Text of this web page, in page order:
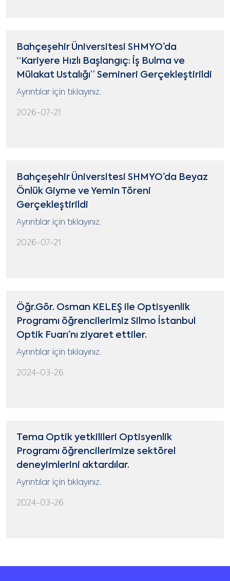
Bahçeşehir Üniversitesi SHMYO’da
“Kariyere Hızlı Başlangıç: İş Bulma ve
Mülakat Ustalığı” Semineri Gerçekleştirildi
Ayrıntılar için tıklayınız.
2026-07-21
Bahçeşehir Üniversitesi SHMYO’da Beyaz
Önlük Giyme ve Yemin Töreni
Gerçekleştirildi
Ayrıntılar için tıklayınız.
2026-07-21
Öğr.Gör. Osman KELEŞ ile Optisyenlik
Programı öğrencilerimiz Silmo İstanbul
Optik Fuarı’nı ziyaret ettiler.
Ayrıntılar için tıklayınız.
2024-03-26
Tema Optik yetkilileri Optisyenlik
Programı öğrencilerimize sektörel
deneyimlerini aktardılar.
Ayrıntılar için tıklayınız.
2024-03-26